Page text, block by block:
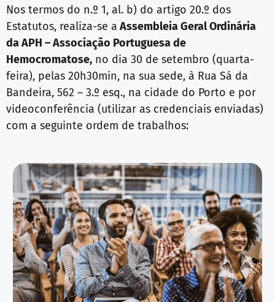
Nos termos do n.º 1, al. b) do artigo 20.º dos
Estatutos, realiza-se a Assembleia Geral Ordinária
da APH – Associação Portuguesa de
Hemocromatose, no dia 30 de setembro (quarta-
feira), pelas 20h30min, na sua sede, à Rua Sá da
Bandeira, 562 – 3.º esq., na cidade do Porto e por
videoconferência (utilizar as credenciais enviadas)
com a seguinte ordem de trabalhos: